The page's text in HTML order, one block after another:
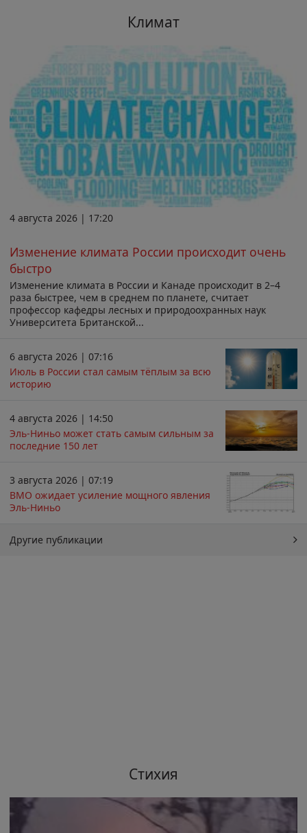
Климат
4 августа 2026 | 17:20
Изменение климата России происходит очень
быстро
Изменение климата в России и Канаде происходит в 2–4
раза быстрее, чем в среднем по планете, считает
профессор кафедры лесных и природоохранных наук
Университета Британской...
6 августа 2026 | 07:16
Июль в России стал самым тёплым за всю
историю
4 августа 2026 | 14:50
Эль-Ниньо может стать самым сильным за
последние 150 лет
3 августа 2026 | 07:19
ВМО ожидает усиление мощного явления
Эль-Ниньо
Другие публикации
Стихия